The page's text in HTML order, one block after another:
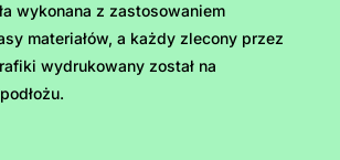
wykonana z zastosowaniem
materiałów, a każdy zlecony przez
wydrukowany został na